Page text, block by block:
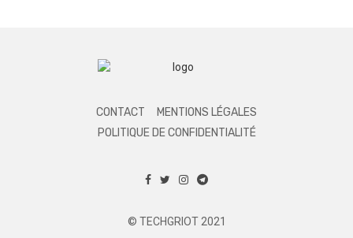
CONTACT
MENTIONS LÉGALES
POLITIQUE DE CONFIDENTIALITÉ
© TECHGRIOT 2021